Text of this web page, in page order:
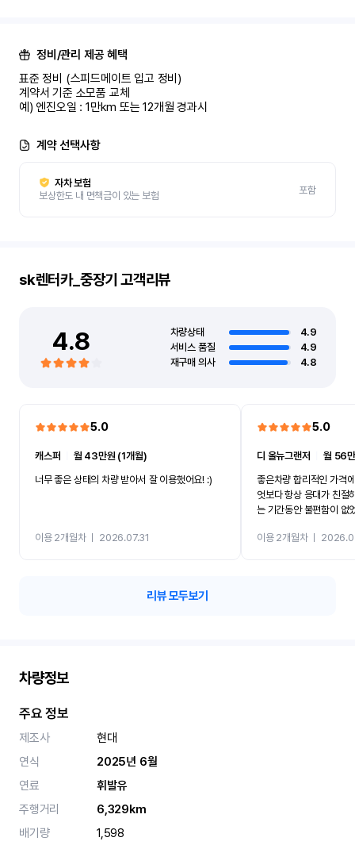
정비/관리 제공 혜택
표준 정비 (스피드메이트 입고 정비)
계약서 기준 소모품 교체
예) 엔진오일 : 1만km 또는 12개월 경과시
계약 선택사항
자차 보험
보상한도 내 면책금이 있는 보험
포함
sk렌터카_중장기 고객리뷰
4.8 차량상태
4.9
서비스 품질
4.9
재구매 의사
4.8
5.0
캐스퍼
월 43만원 (1개월)
너무 좋은 상태의 차량 받아서 잘 이용했어요! :)
이용 2개월차ㅣ 2026.07.31
5.0
디 올뉴그랜저 ㅣ월 56
좋은차량 합리적인 가격
엇보다 항상 응대가 친절
는 기간동안 불편함이 없
카 렌트 고민없이 강추합
이용 2개월차ㅣ
리뷰 모두보기
차량정보
주요 정보
제조사
현대
연식
2025년 6월
연료
휘발유
주행거리
6,329km
배기량
1,598